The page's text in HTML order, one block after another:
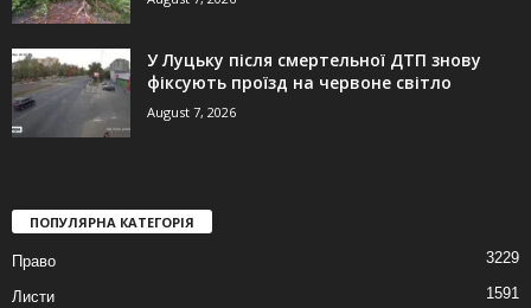
У Луцьку після смертельної ДТП знову
фіксують проїзд на червоне світло
August 7, 2026
ПОПУЛЯРНА КАТЕГОРІЯ
Право 3229
Листи 1591